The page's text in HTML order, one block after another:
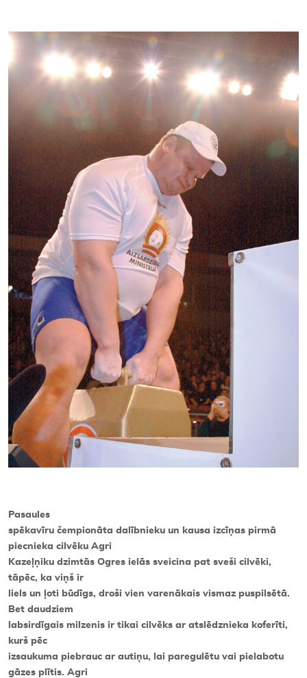
Pasaules
spēkavīru čempionāta dalībnieku un kausa izcīņas pirmā
piecnieka cilvēku Agri
Kazeļņiku dzimtās Ogres ielās sveicina pat sveši cilvēki,
tāpēc, ka viņš ir
liels un ļoti būdīgs, droši vien varenākais vismaz puspilsētā.
Bet daudziem
labsirdīgais milzenis ir tikai cilvēks ar atslēdznieka koferīti,
kurš pēc
izsaukuma piebrauc ar autiņu, lai paregulētu vai pielabotu
gāzes plītis. Agri